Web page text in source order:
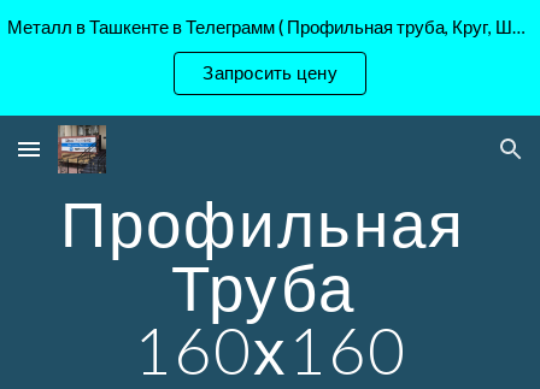
Skip to navigation
Металл в Ташкенте в Телеграмм ( Профильная труба, Круг, Шестигранник Ст45, 40Х, )
Запросить цену
Профильная
Труба
160х160